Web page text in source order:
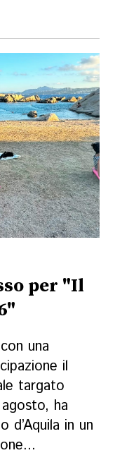
per "Il
una
il
targato
ha
d’Aquila in un